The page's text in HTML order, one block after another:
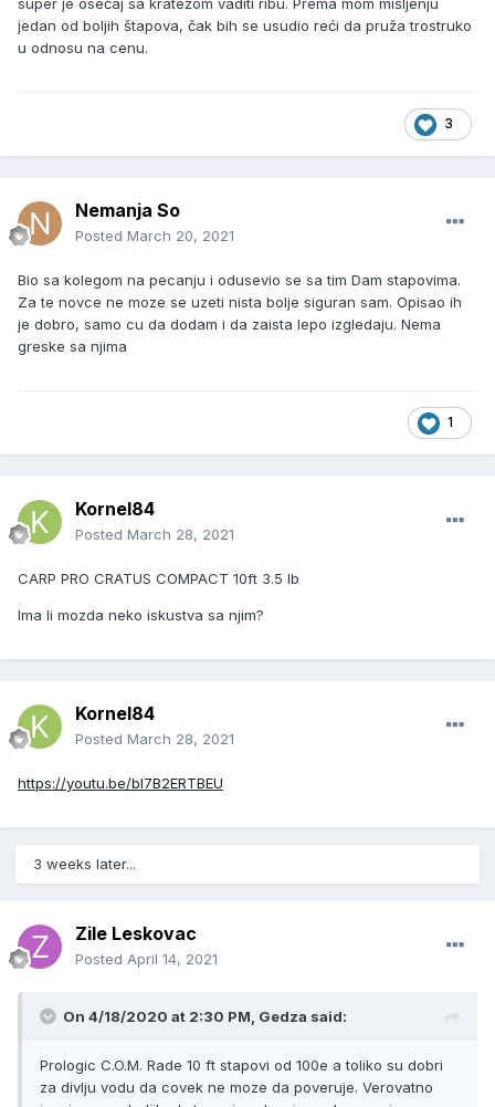
super je osećaj sa kratežom vaditi ribu. Prema mom mišljenju
jedan od boljih štapova, čak bih se usudio reći da pruža trostruko
u odnosu na cenu.
3
Nemanja So
Posted March 20, 2021
Bio sa kolegom na pecanju i odusevio se sa tim Dam stapovima.
Za te novce ne moze se uzeti nista bolje siguran sam. Opisao ih
je dobro, samo cu da dodam i da zaista lepo izgledaju. Nema
greske sa njima
1
Kornel84
Posted March 28, 2021
CARP PRO CRATUS COMPACT 10ft 3.5 lb
Ima li mozda neko iskustva sa njim?
Kornel84
Posted March 28, 2021
https://youtu.be/bl7B2ERTBEU
3 weeks later...
Zile Leskovac
Posted April 14, 2021
On 4/18/2020 at 2:30 PM, Gedza said:
Prologic C.O.M. Rade 10 ft stapovi od 100e a toliko su dobri
za divlju vodu da covek ne moze da poveruje. Verovatno